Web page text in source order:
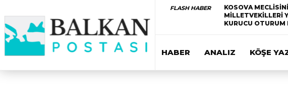
FLASH HABER
KOSOVA
MİLLETVEKİLLERİ
KURUCU OTURUM
HABER ANALIZ KÖŞE